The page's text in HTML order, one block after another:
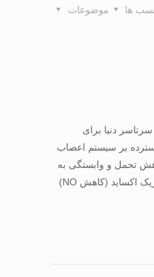
موضوعات ها
دنیا برای
بر سیستم اعصاب
تحمل و وابستگی به
مرفین می‌گردد. همچنین گیاه اسطوخودوس بر مکانیسم‌های سلولی نظیر واکنش‌های اکسیداسیون (کاهش واکنش‌های اکسیداتیو)، مرگ برنامه‌ریزی شده سلولی (ضد آپوپتوز) و تولید نیتریک اکساید (کاهش NO)